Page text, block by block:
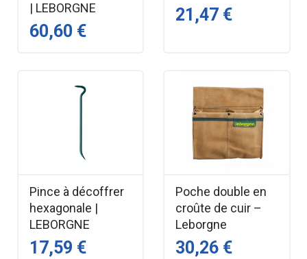
| LEBORGNE
60,60 €
21,47 €
Pince à décoffrer
hexagonale |
LEBORGNE
17,59 €
Poche double en
croûte de cuir –
Leborgne
30,26 €